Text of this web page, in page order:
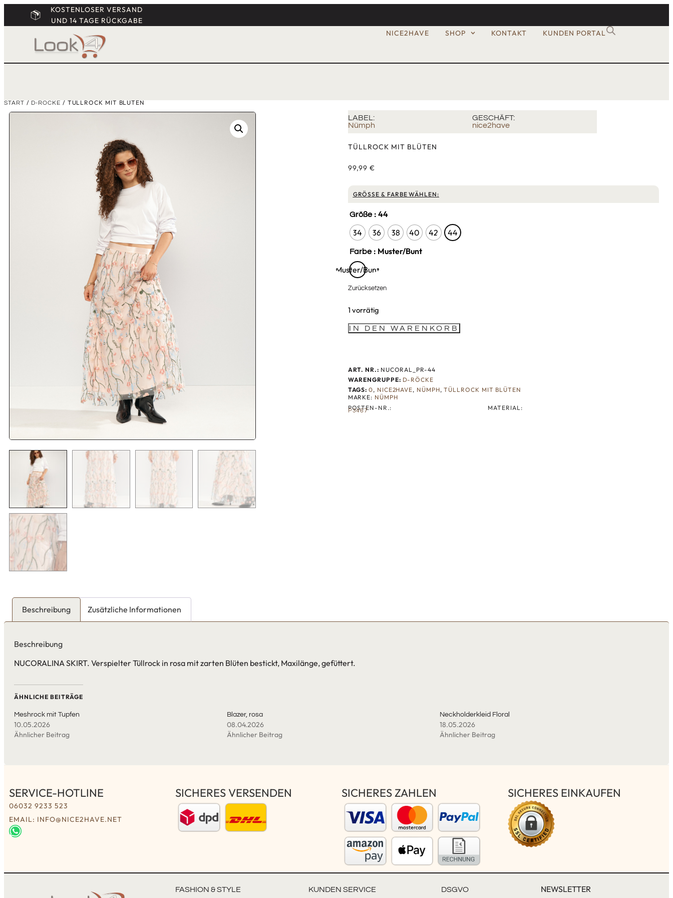
KOSTENLOSER VERSAND
UND 14 TAGE RÜCKGABE
NICE2HAVE
SHOP KONTAKT KUNDEN PORTAL
START / D-RÖCKE / TÜLLROCK MIT BLÜTEN
LABEL:
GESCHÄFT:
Nümph
nice2have
TÜLLROCK MIT BLÜTEN
99,99 €
GRÖSSE & FARBE WÄHLEN:
Größe : 44
34
36 38 40 42 44
Farbe : Muster/Bunt
Muster/Bunt
Zurücksetzen
1 vorrätig
IN DEN WARENKORB
ART. NR.: NUCORAL_PR-44
WARENGRUPPE: D-RÖCKE
TAGS:0, NICE2HAVE, NÜMPH,TÜLLROCK MIT BLÜTEN
MARKE: NÜMPH
POSTEN-NR.:
MATERIAL:
P3467
Beschreibung Zusätzliche Informationen
Beschreibung
NUCORALINA SKIRT. Verspielter Tüllrock in rosa mit zarten Blüten bestickt, Maxilänge, gefüttert.
ÄHNLICHE BEITRÄGE
Meshrock mit Tupfen
10.05.2026
Ähnlicher Beitrag
Blazer, rosa
08.04.2026
Ähnlicher Beitrag
Neckholderkleid Floral
18.05.2026
Ähnlicher Beitrag
SERVICE-HOTLINE
06032 9233 523
EMAIL: INFO@NICE2HAVE.NET
SICHERES VERSENDEN SICHERES ZAHLEN SICHERES EINKAUFEN
FASHION & STYLE KUNDEN SERVICE DSGVO NEWSLETTER